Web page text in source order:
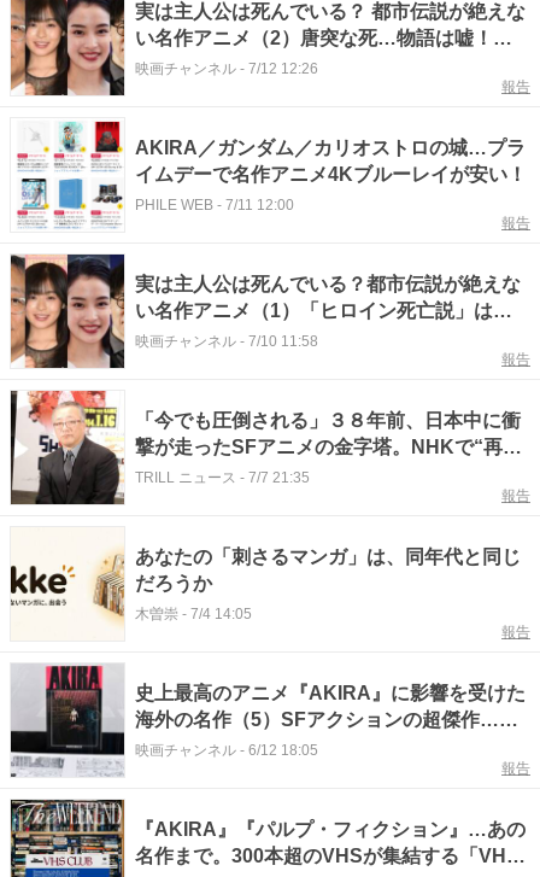
実は主人公は死んでいる？ 都市伝説が絶えな
い名作アニメ（2）唐突な死…物語は嘘！？
隠された真実とは
映画チャンネル - 7/12 12:26
報告
AKIRA／ガンダム／カリオストロの城…プラ
イムデーで名作アニメ4Kブルーレイが安い！
PHILE WEB - 7/11 12:00
報告
実は主人公は死んでいる？都市伝説が絶えな
い名作アニメ（1）「ヒロイン死亡説」は本
当か…ゾッとする考察とは
映画チャンネル - 7/10 11:58
報告
「今でも圧倒される」３８年前、日本中に衝
撃が走ったSFアニメの金字塔。NHKで“再放
送決定”へ
TRILL ニュース - 7/7 21:35
報告
あなたの「刺さるマンガ」は、同年代と同じ
だろうか
木曽崇 - 7/4 14:05
報告
史上最高のアニメ『AKIRA』に影響を受けた
海外の名作（5）SFアクションの超傑作…人
気キャラの元ネタは？
映画チャンネル - 6/12 18:05
報告
『AKIRA』『パルプ・フィクション』…あの
名作まで。300本超のVHSが集結する「VHS